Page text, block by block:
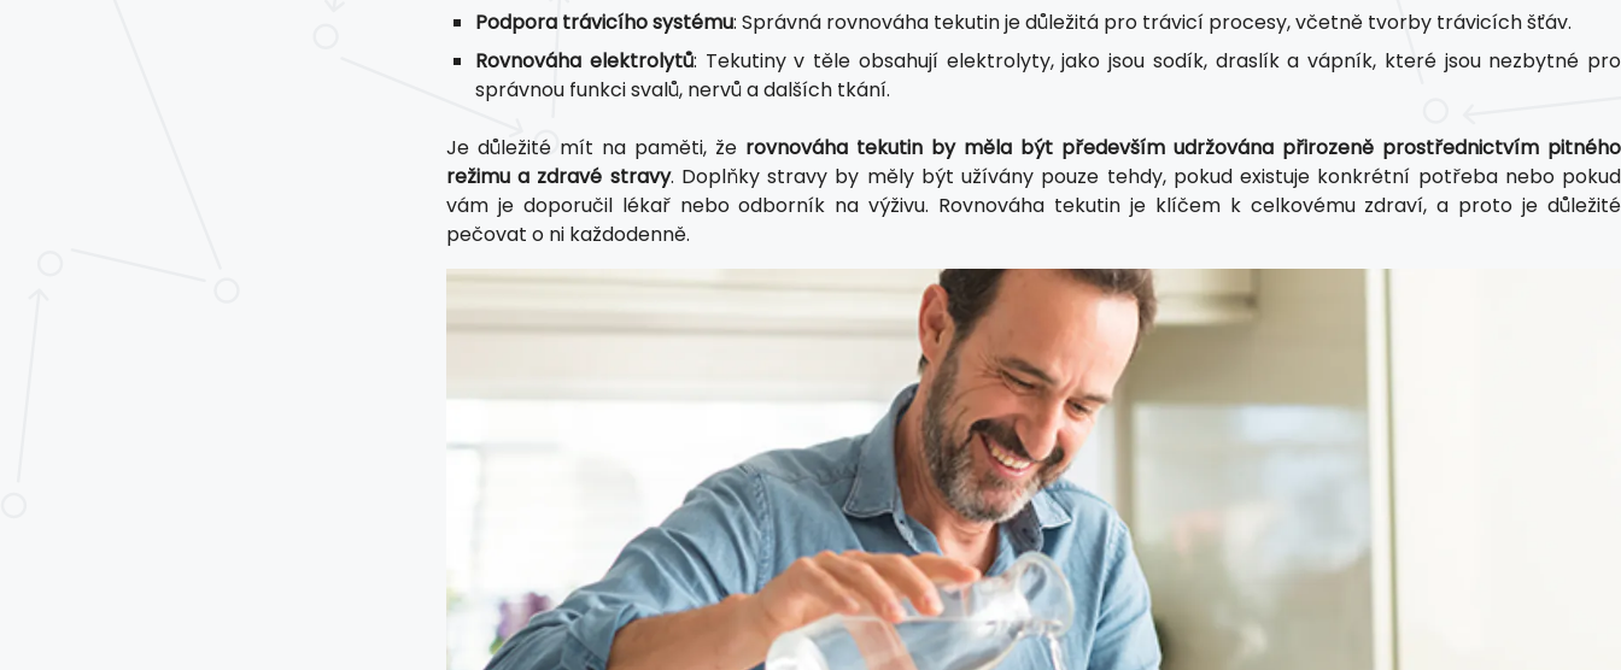
Podpora trávicího systému: Správná rovnováha tekutin je důležitá pro trávicí procesy, včetně tvorby trávicích šťáv.
Rovnováha elektrolytů: Tekutiny v těle obsahují elektrolyty, jako jsou sodík, draslík a vápník, které jsou nezbytné pro
správnou funkci svalů, nervů a dalších tkání.
Je důležité mít na paměti, že rovnováha tekutin by měla být především udržována přirozeně prostřednictvím pitného
režimu a zdravé stravy. Doplňky stravy by měly být užívány pouze tehdy, pokud existuje konkrétní potřeba nebo pokud
vám je doporučil lékař nebo odborník na výživu. Rovnováha tekutin je klíčem k celkovému zdraví, a proto je důležité
pečovat o ni každodenně.